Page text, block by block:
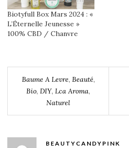
Biotyfull Box Mars 2024 : «
L’Éternelle Jeunesse »
100% CBD / Chanvre
Baume A Levre, Beauté,
Bio, DIY, Lca Aroma,
Naturel
BEAUTYCANDYPINK